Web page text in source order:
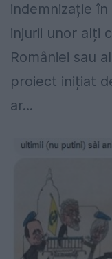
indemnizație
injurii unor alți
României sau
proiect inițiat
ar...